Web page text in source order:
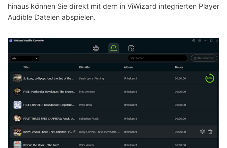
hinaus können Sie direkt mit dem in ViWizard integrierten Player
Audible Dateien abspielen.